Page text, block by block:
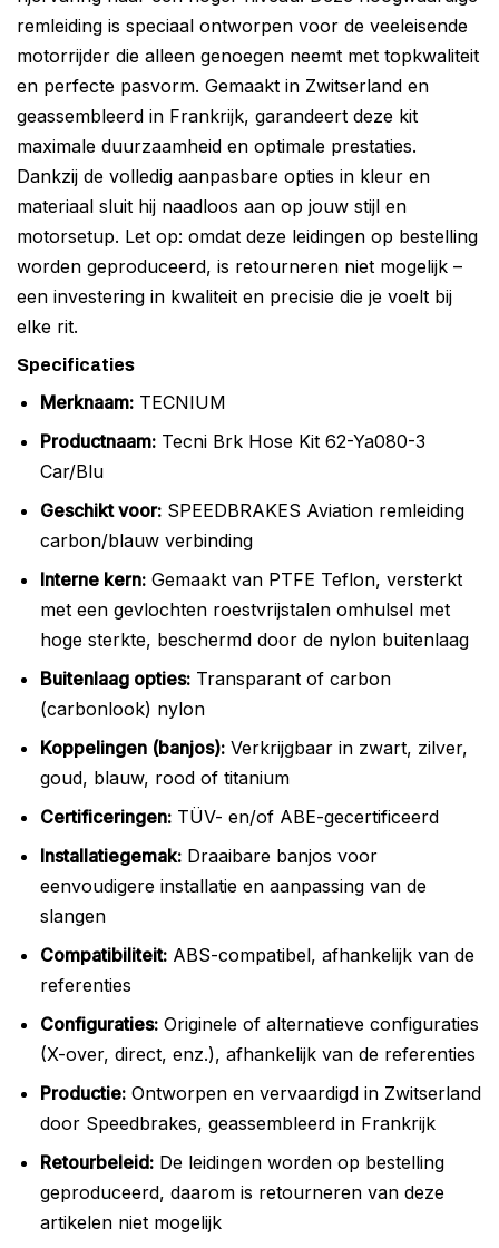
remleiding is speciaal ontworpen voor de veeleisende
motorrijder die alleen genoegen neemt met topkwaliteit
en perfecte pasvorm. Gemaakt in Zwitserland en
geassembleerd in Frankrijk, garandeert deze kit
maximale duurzaamheid en optimale prestaties.
Dankzij de volledig aanpasbare opties in kleur en
materiaal sluit hij naadloos aan op jouw stijl en
motorsetup. Let op: omdat deze leidingen op bestelling
worden geproduceerd, is retourneren niet mogelijk –
een investering in kwaliteit en precisie die je voelt bij
elke rit.
Specificaties
Merknaam:TECNIUM
Productnaam:Tecni Brk Hose Kit 62-Ya080-3
Car/Blu
Geschikt voor:SPEEDBRAKES Aviation remleiding
carbon/blauw verbinding
Interne kern:Gemaakt van PTFE Teflon, versterkt
met een gevlochten roestvrijstalen omhulsel met
hoge sterkte, beschermd door de nylon buitenlaag
Buitenlaag opties:Transparant of carbon
(carbonlook) nylon
Koppelingen (banjos):Verkrijgbaar in zwart, zilver,
goud, blauw, rood of titanium
Certificeringen:TÜV- en/of ABE-gecertificeerd
Installatiegemak:Draaibare banjos voor
eenvoudigere installatie en aanpassing van de
slangen
Compatibiliteit:ABS-compatibel, afhankelijk van de
referenties
Configuraties:Originele of alternatieve configuraties
(X-over, direct, enz.), afhankelijk van de referenties
Productie:Ontworpen en vervaardigd in Zwitserland
door Speedbrakes, geassembleerd in Frankrijk
Retourbeleid:De leidingen worden op bestelling
geproduceerd, daarom is retourneren van deze
artikelen niet mogelijk